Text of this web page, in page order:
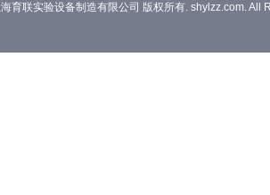
育联实验设备制造有限公司 版权所有. shylzz.com. All